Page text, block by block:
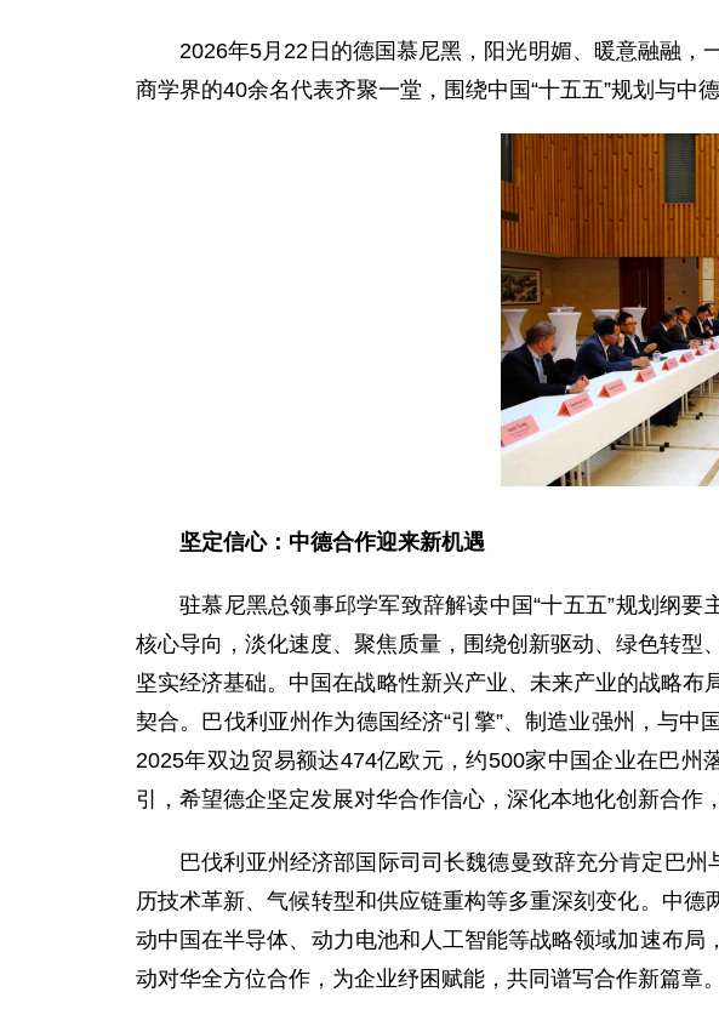
2026年5月22日的德国慕尼黑，阳光明媚、暖意融融
商学界的40余名代表齐聚一堂，围绕中国“十五五”规划与中
坚定信心：中德合作迎来新机遇
驻慕尼黑总领事邱学军致辞解读中国“十五五”规划纲
核心导向，淡化速度、聚焦质量，围绕创新驱动、绿色转
坚实经济基础。中国在战略性新兴产业、未来产业的战略布
契合。巴伐利亚州作为德国经济“引擎”、制造业强州，与
2025年双边贸易额达474亿欧元，约500家中国企业在巴
引，希望德企坚定发展对华合作信心，深化本地化创新合作
巴伐利亚州经济部国际司司长魏德曼致辞充分肯定巴
历技术革新、气候转型和供应链重构等多重深刻变化。中
动中国在半导体、动力电池和人工智能等战略领域加速布
动对华全方位合作，为企业纾困赋能，共同谱写合作新篇章。